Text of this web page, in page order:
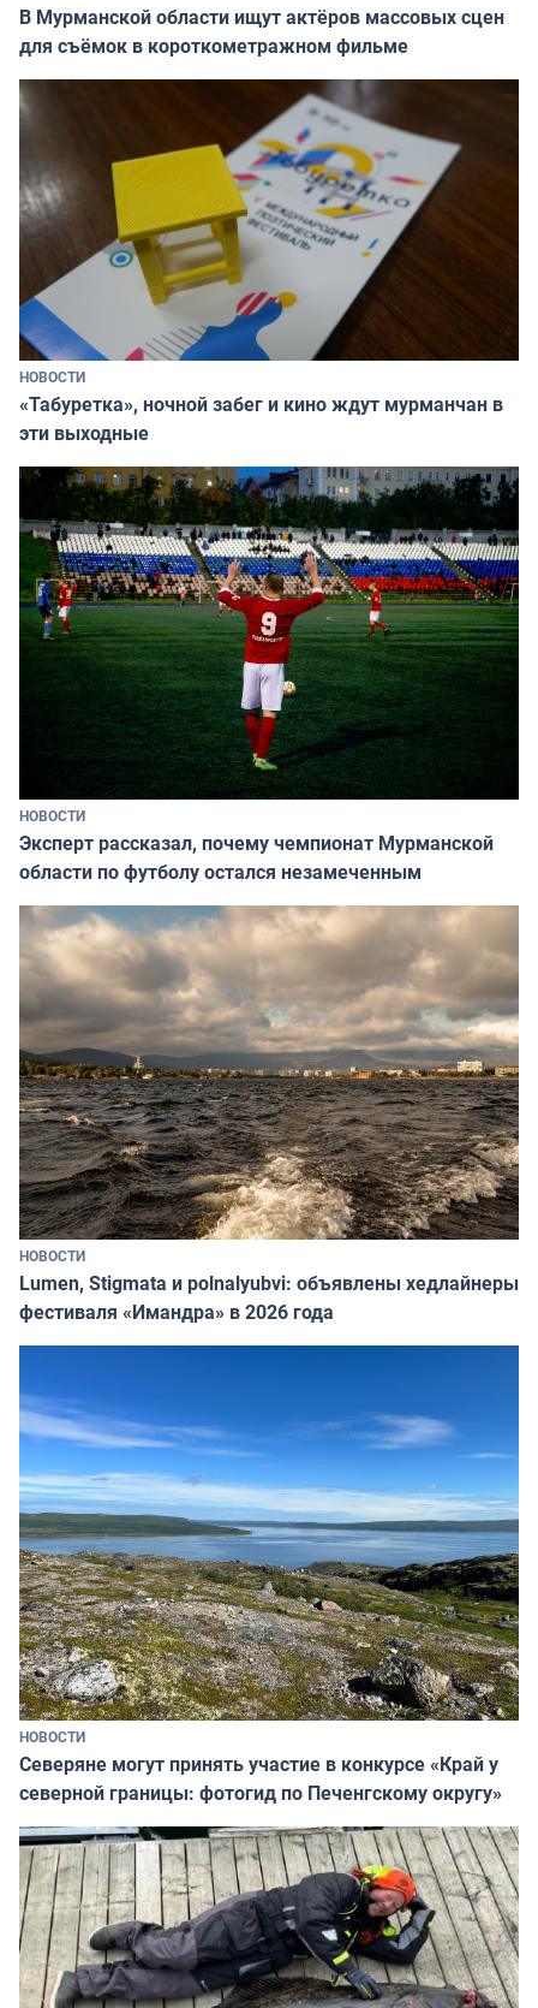
В Мурманской области ищут актёров массовых сцен
для съёмок в короткометражном фильме
НОВОСТИ
«Табуретка», ночной забег и кино ждут мурманчан в
эти выходные
НОВОСТИ
Эксперт рассказал, почему чемпионат Мурманской
области по футболу остался незамеченным
НОВОСТИ
Lumen, Stigmata и polnalyubvi: объявлены хедлайнеры
фестиваля «Имандра» в 2026 года
НОВОСТИ
Северяне могут принять участие в конкурсе «Край у
северной границы: фотогид по Печенгскому округу»